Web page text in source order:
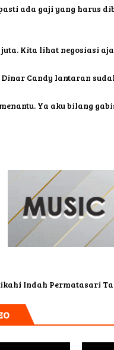
ada gaji yang harus
juta. Kita lihat negosiasi
Dinar Candy lantaran
Ya aku bilang